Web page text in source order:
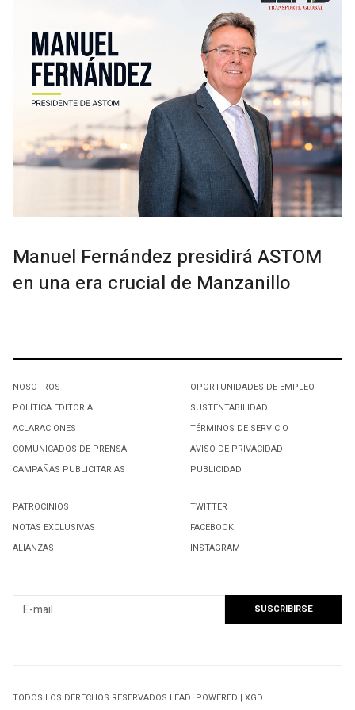
Manuel Fernández presidirá ASTOM
en una era crucial de Manzanillo
NOSOTROS
POLÍTICA EDITORIAL
ACLARACIONES
COMUNICADOS DE PRENSA
CAMPAÑAS PUBLICITARIAS
OPORTUNIDADES DE EMPLEO
SUSTENTABILIDAD
TÉRMINOS DE SERVICIO
AVISO DE PRIVACIDAD
PUBLICIDAD
PATROCINIOS
NOTAS EXCLUSIVAS
ALIANZAS
TWITTER
FACEBOOK
INSTAGRAM
TODOS LOS DERECHOS RESERVADOS LEAD. POWERED | XGD